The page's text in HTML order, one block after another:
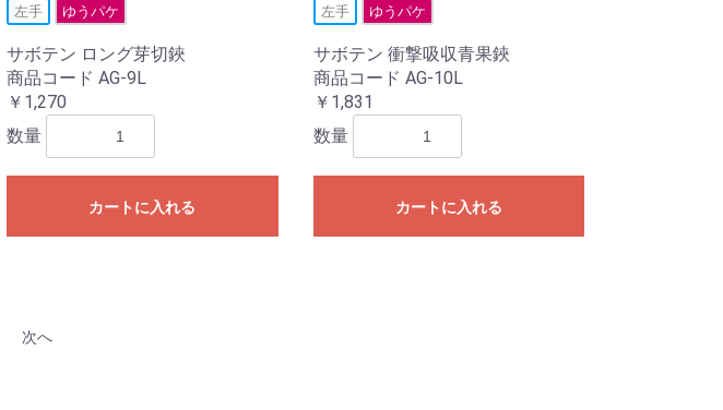
左手 ゆうパケ
サボテン ロング芽切鋏
商品コード AG-9L
￥1,270
数量
カートに入れる
左手 ゆうパケ
サボテン 衝撃吸収青果鋏
商品コード AG-10L
￥1,831
数量
カートに入れる
次へ